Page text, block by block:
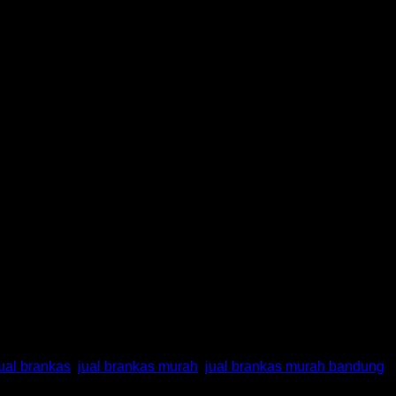
brankas jual brankas murah jual brankas murah bandung